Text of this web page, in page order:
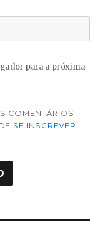
para a próxima
COMENTÁRIOS
SE INSCREVER